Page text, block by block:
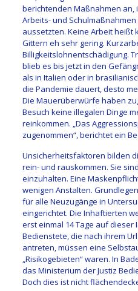
berichtenden Maßnahmen an,
Arbeits- und
aussetzten. Keine Arbeit heißt
Gittern eh sehr gering.
Billigkeitslohnentschädigung.
blieb es bis jetzt in den
als in Italien oder in
die Pandemie dauert, desto
Die Mauerüberwürfe haben
Besuch keine illegalen Dinge
reinkommen. „Das
zugenommen“, berichtet ein
Unsicherheitsfaktoren bilden
rein- und rauskommen. Sie
einzuhalten. Eine
wenigen Anstalten.
für alle Neuzugänge in
eingerichtet. Die Inhaftierten
erst einmal 14 Tage auf dieser
Bedienstete, die nach ihrem
antreten, müssen eine
„Risikogebieten“ waren. In
das Ministerium der Justiz
Doch dies ist nicht